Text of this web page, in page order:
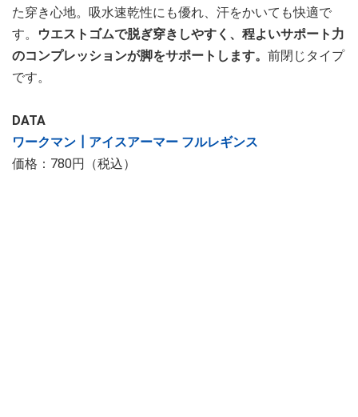
た穿き心地。吸水速乾性にも優れ、汗をかいても快適で
す。
ウエストゴムで脱ぎ穿きしやすく、程よいサポート力
のコンプレッションが脚をサポートします。 前閉じタイプ
です。
DATA
ワークマン┃アイスアーマー フルレギンス
価格：780円（税込）